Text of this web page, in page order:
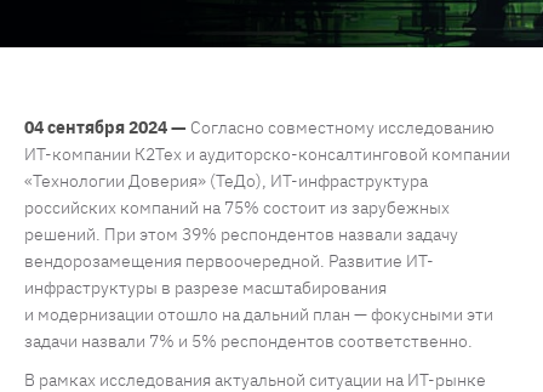
04 сентября 2024 — Согласно совместному исследованию
ИТ-компании К2Тех и аудиторско-консалтинговой компании
«Технологии Доверия» (ТеДо), ИТ-инфраструктура
российских компаний на 75% состоит из зарубежных
решений. При этом 39% респондентов назвали задачу
вендорозамещения первоочередной. Развитие ИТ-
инфраструктуры в разрезе масштабирования
и модернизации отошло на дальний план — фокусными эти
задачи назвали 7% и 5% респондентов соответственно.
В рамках исследования актуальной ситуации на ИТ-рынке